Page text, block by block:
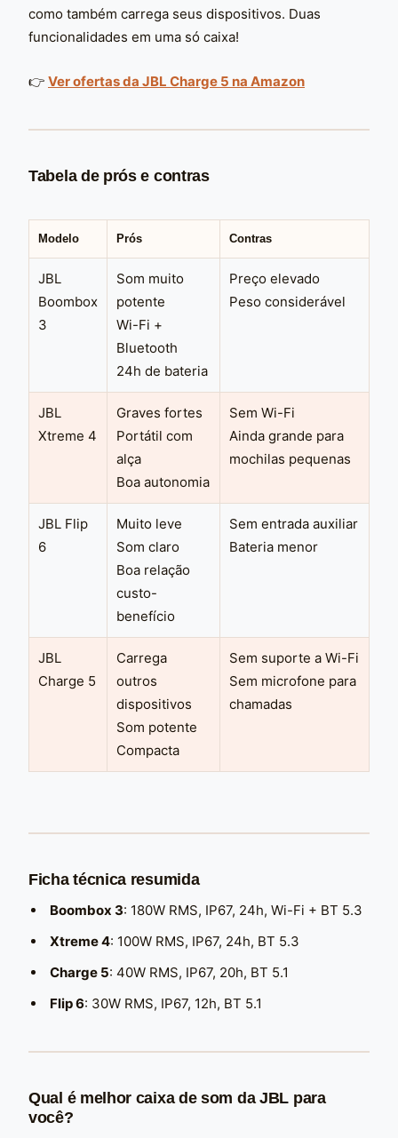
como também carrega seus dispositivos. Duas
funcionalidades em uma só caixa!
👉 Ver ofertas da JBL Charge 5 na Amazon
Tabela de prós e contras
Modelo Prós Contras
JBL
Boombox
3
Som muito
potente
Wi-Fi +
Bluetooth
24h de bateria
Preço elevado
Peso considerável
JBL
Xtreme 4
Graves fortes
Portátil com
alça
Boa autonomia
Sem Wi-Fi
Ainda grande para
mochilas pequenas
JBL Flip
6
Muito leve
Som claro
Boa relação
custo-
benefício
Sem entrada auxiliar
Bateria menor
JBL
Charge 5
Carrega
outros
dispositivos
Som potente
Compacta
Sem suporte a Wi-Fi
Sem microfone para
chamadas
Ficha técnica resumida
Boombox 3: 180W RMS, IP67, 24h, Wi-Fi + BT 5.3
Xtreme 4: 100W RMS, IP67, 24h, BT 5.3
Charge 5: 40W RMS, IP67, 20h, BT 5.1
Flip 6: 30W RMS, IP67, 12h, BT 5.1
Qual é melhor caixa de som da JBL para
você?